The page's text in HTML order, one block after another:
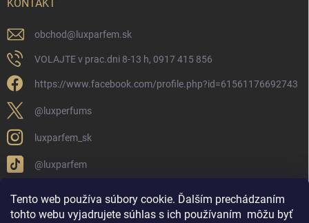
Tento web používa súbory cookie. Ďalším prechádzaním
tohto webu vyjadrujete súhlas s ich používaním môžu byť
KONTAKT
obchod@ luxparfem.sk
VOLAJTE v prac.dni 8-13 h, 0917 415 856
https://www.facebook.com/profile.php?id=61561176692743
@luxperfums
luxparfem_sk
@luxparfem
LUX PARFÉM NOVÁKY Lux Parfém Skupina na FB